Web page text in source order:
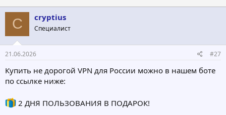
C cryptius
Специалист
21.06.2026 #27
Купить не дорогой VPN для России можно в нашем боте
по ссылке ниже:
2 ДНЯ ПОЛЬЗОВАНИЯ В ПОДАРОК!